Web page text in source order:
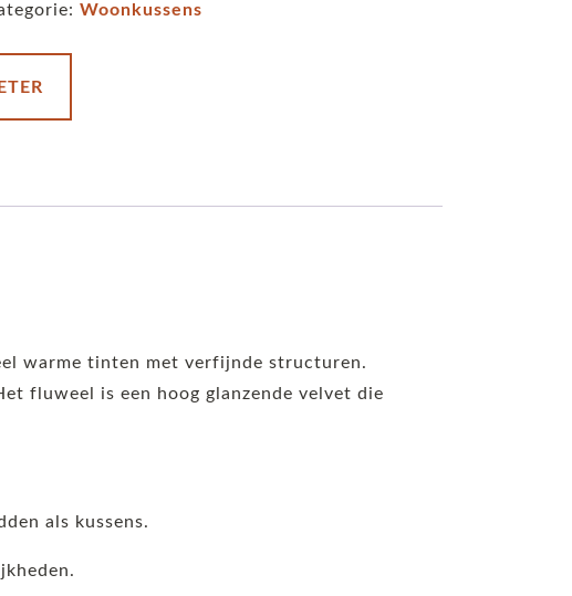
Woonkussens
warme tinten met verfijnde structuren.
fluweel is een hoog glanzende velvet die
als kussens.